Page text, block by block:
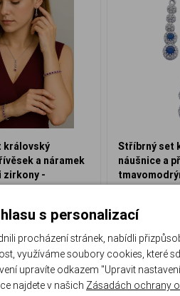
královský
a náramek
zirkony -
k odeslání
790 Kč
Do košíku
Stříbrný set
náušnice a
nadčasová
2
s personalizací
procházení stránek, nabídli
využíváme soubory cookies, které
upravíte odkazem "Upravit
najdete v našich Zásadách ochrany